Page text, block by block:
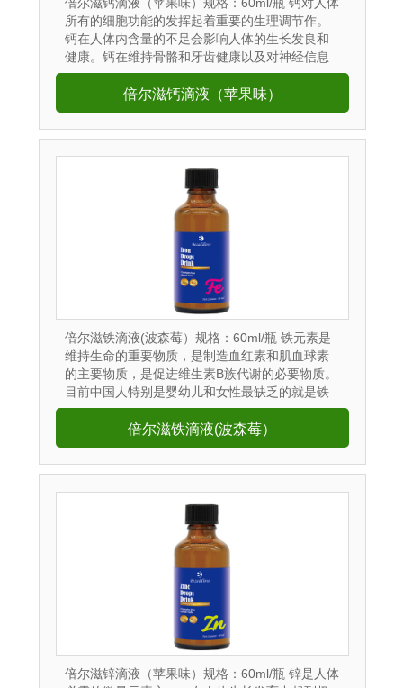
所有的细胞功能的发挥起着重要的生理调节作。
钙在人体内含量的不足会影响人体的生长发良和
健康。钙在维持骨骼和牙齿健康以及对神经信息
传输中起到了重要的作用，此外它还有助于促进
心脏肌肉功能，并激活一些消化酶的活性。钙是
人体中一个必要的营养成份之一。...
倍尔滋钙滴液（苹果味）
倍尔滋铁滴液(波森莓）规格：60ml/瓶 铁元素是
维持生命的重要物质，是制造血红素和肌血球素
的主要物质，是促进维生素B族代谢的必要物质。
目前中国人特别是婴幼儿和女性最缺乏的就是铁
和钙这两大营养素。...
倍尔滋铁滴液(波森莓）
倍尔滋锌滴液（苹果味）规格：60ml/瓶 锌是人体